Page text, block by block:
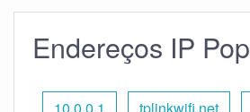
Endereços IP